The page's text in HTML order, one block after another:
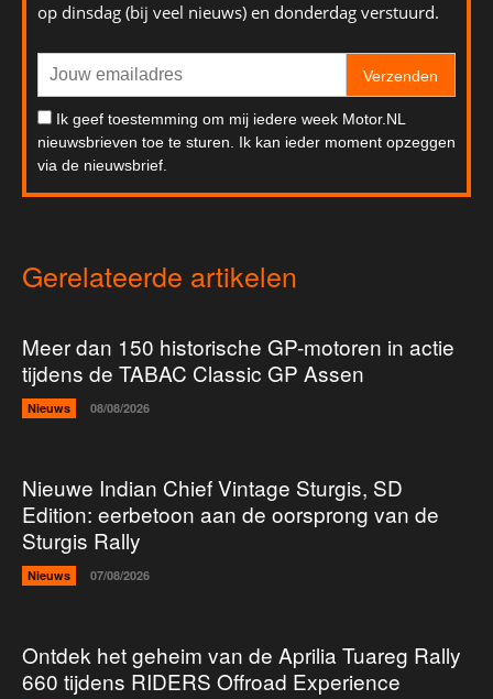
op dinsdag (bij veel nieuws) en donderdag verstuurd.
Verzenden
Ik geef toestemming om mij iedere week Motor.NL
nieuwsbrieven toe te sturen. Ik kan ieder moment opzeggen
via de nieuwsbrief.
Gerelateerde artikelen
Meer dan 150 historische GP-motoren in actie
tijdens de TABAC Classic GP Assen
Nieuws 08/08/2026
Nieuwe Indian Chief Vintage Sturgis, SD
Edition: eerbetoon aan de oorsprong van de
Sturgis Rally
Nieuws 07/08/2026
Ontdek het geheim van de Aprilia Tuareg Rally
660 tijdens RIDERS Offroad Experience